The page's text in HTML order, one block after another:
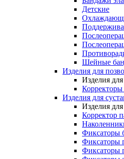
Детские
Шейные
Изделия для
Изделия
Изделия для
Изделия для
Корректор
Фиксаторы
Фиксаторы
Фиксаторы